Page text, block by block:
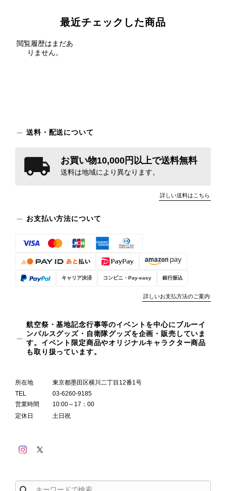
最近チェックした商品
閲覧履歴はまだあ
りません。
送料・配送について
お買い物10,000円以上で送料無料
送料は地域により異なります。
詳しい送料はこちら
お支払い方法について
キャリア決済 コンビニ・Pay-easy 銀行振込
詳しいお支払方法のご案内
航空祭・基地記念行事等のイベントを中心にブルーイ
ンパルスグッズ・自衛隊グッズを企画・販売していま
す。イベント限定商品やオリジナルキャラクター商品
も取り扱っています。
所在地
東京都墨田区横川二丁目12番1号
TEL
03-6260-9185
営業時間
10:00～17：00
定休日
土日祝